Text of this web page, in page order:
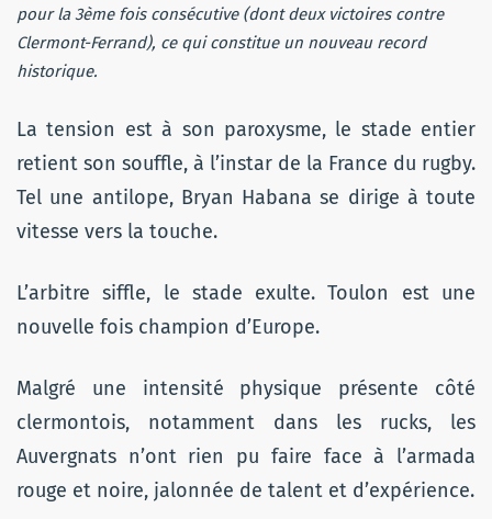
pour la 3ème fois consécutive (dont deux victoires contre
Clermont-Ferrand), ce qui constitue un nouveau record
historique.
La tension est à son paroxysme, le stade entier
retient son souffle, à l’instar de la France du rugby.
Tel une antilope, Bryan Habana se dirige à toute
vitesse vers la touche.
L’arbitre siffle, le stade exulte. Toulon est une
nouvelle fois champion d’Europe.
Malgré une intensité physique présente côté
clermontois, notamment dans les rucks, les
Auvergnats n’ont rien pu faire face à l’armada
rouge et noire, jalonnée de talent et d’expérience.